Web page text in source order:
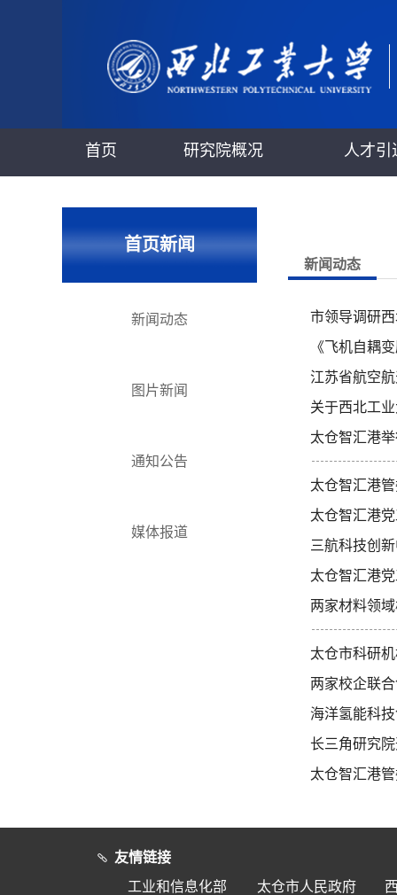
首页 研究院概况 人才
首页新闻
新闻动态
图片新闻
通知公告
媒体报道
新闻动态
市领导调研
《飞机自耦
江苏省航空
关于西北工
太仓智汇港
太仓智汇港
太仓智汇港
三航科技创
太仓智汇港
两家材料领
太仓市科研
两家校企联
海洋氢能科
长三角研究
太仓智汇港
友情链接
工业和信息化部
太仓市人民政府